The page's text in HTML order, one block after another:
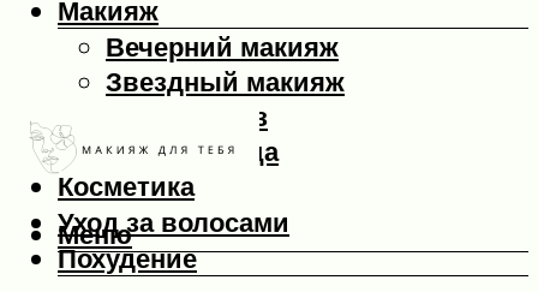
Макияж
Вечерний макияж
Звездный макияж
Макияж глаз
Макияж лица
Косметика
Уход за волосами
Похудение
Меню